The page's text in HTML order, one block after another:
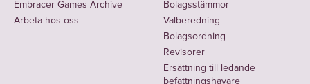
Embracer Games Archive
Arbeta hos oss
Bolagsstämmor
Valberedning
Bolagsordning
Revisorer
Ersättning till ledande